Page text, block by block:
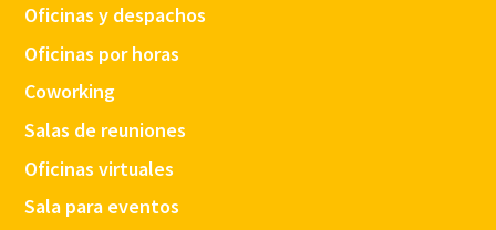
Oficinas y despachos
Oficinas por horas
Coworking
Salas de reuniones
Oficinas virtuales
Sala para eventos